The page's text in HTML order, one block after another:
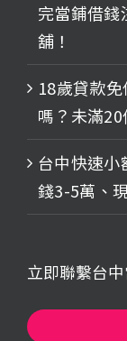
完當鋪借錢
舖！
18歲貸款
嗎？未滿20
台中快速小
錢3-5萬、
立即聯繫台